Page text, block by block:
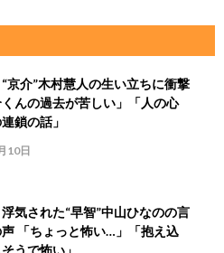
“京介”木村慧人の生い立ちに衝撃
んの過去が苦しい」「人の心
鎖の話」
10日
浮気された“早智”中山ひなのの言
「ちょっと怖い…」「抱え込